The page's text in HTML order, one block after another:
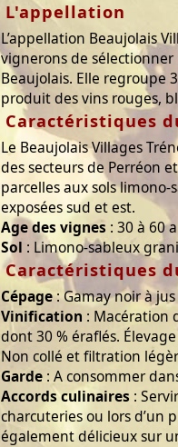
L'appellation
L’appellation Beaujolais
vignerons de
Beaujolais. Elle regroupe
produit des vins rouges,
Caractéristiques
Le Beaujolais Villages
des secteurs de Perréon
parcelles aux sols
exposées sud et est.
Age des vignes : 30 à 60
Sol : Limono-sableux
Caractéristiques
Cépage: Gamay noir à
Vinification : Macération
dont 30 % éraflés.
Non collé et filtration
Garde : A consommer
Accords culinaires :
charcuteries ou lors d’un
également délicieux sur